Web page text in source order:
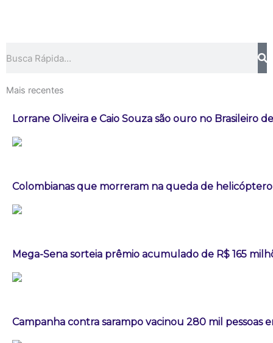
Mais recentes
Lorrane Oliveira e Caio Souza são ouro no Brasileiro
Colombianas que morreram na queda de
Mega-Sena sorteia prêmio acumulado de R$ 165
Campanha contra sarampo vacinou 280 mil pessoas